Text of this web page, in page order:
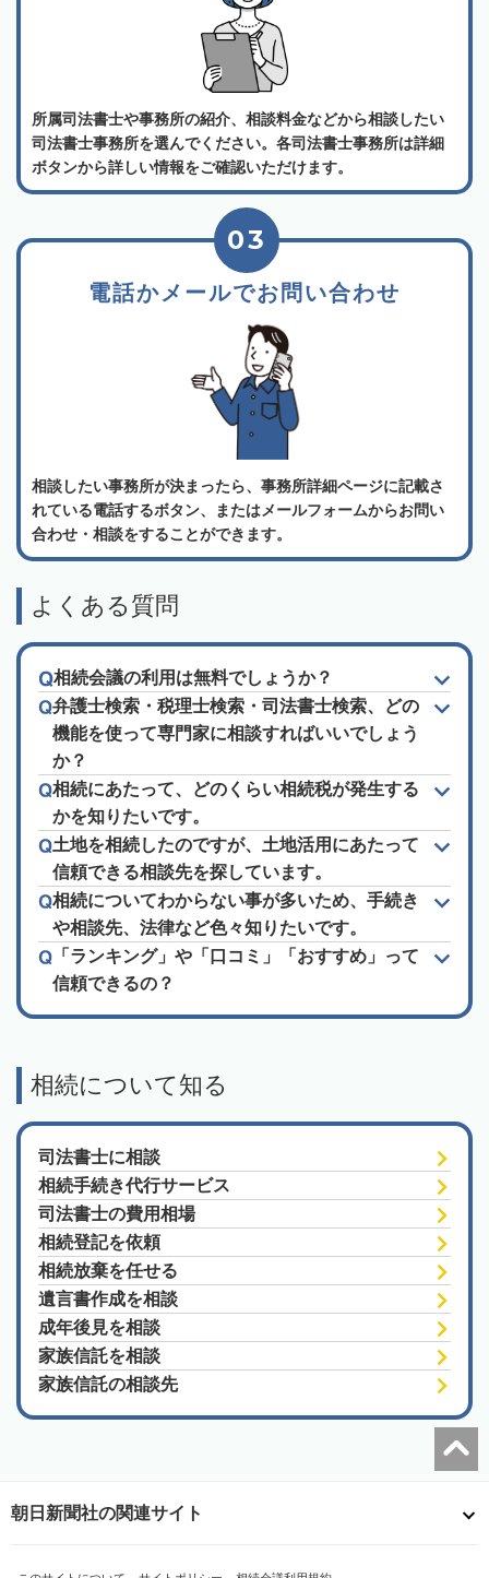
所属司法書士や事務所の紹介、相談料金などから相談したい
司法書士事務所を選んでください。各司法書士事務所は詳細
ボタンから詳しい情報をご確認いただけます。
電話かメールでお問い合わせ
03
相談したい事務所が決まったら、事務所詳細ページに記載さ
れている電話するボタン、またはメールフォームからお問い
合わせ・相談をすることができます。
よくある質問
相続会議の利用は無料でしょうか？
弁護士検索・税理士検索・司法書士検索、どの
機能を使って専門家に相談すればいいでしょう
か？
相続にあたって、どのくらい相続税が発生する
かを知りたいです。
土地を相続したのですが、土地活用にあたって
信頼できる相談先を探しています。
相続についてわからない事が多いため、手続き
や相談先、法律など色々知りたいです。
「ランキング」や「口コミ」「おすすめ」って
信頼できるの？
相続について知る
司法書士に相談
相続手続き代行サービス
司法書士の費用相場
相続登記を依頼
相続放棄を任せる
遺言書作成を相談
成年後見を相談
家族信託を相談
家族信託の相談先
朝日新聞社の関連サイト